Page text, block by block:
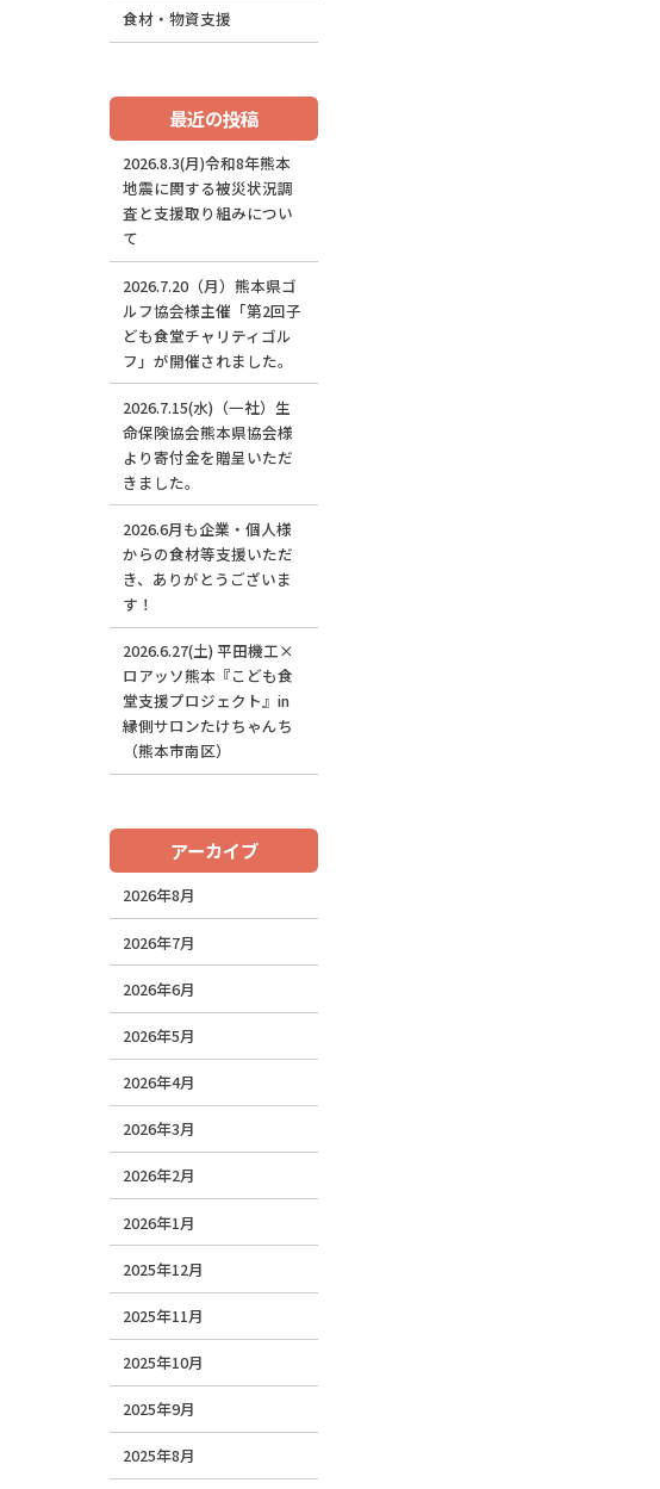
食材・物資支援
最近の投稿
2026.8.3(月)令和8年熊本
地震に関する被災状況調
査と支援取り組みについ
て
2026.7.20（月）熊本県ゴ
ルフ協会様主催「第2回子
ども食堂チャリティゴル
フ」が開催されました。
2026.7.15(水)（一社）生
命保険協会熊本県協会様
より寄付金を贈呈いただ
きました。
2026.6月も企業・個人様
からの食材等支援いただ
き、ありがとうございま
す！
2026.6.27(土) 平田機工×
ロアッソ熊本『こども食
堂支援プロジェクト』in
縁側サロンたけちゃんち
（熊本市南区）
アーカイブ
2026年8月
2026年7月
2026年6月
2026年5月
2026年4月
2026年3月
2026年2月
2026年1月
2025年12月
2025年11月
2025年10月
2025年9月
2025年8月